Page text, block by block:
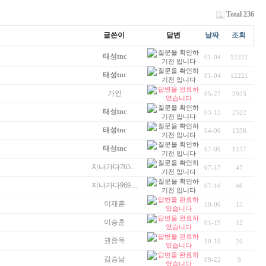
Total 236
글쓴이 답변 날짜 조회
태성tnc 01-04 12221
태성tnc 01-04 12221
가인 05-27 2923
태성tnc 03-15 2522
태성tnc 04-06 1338
태성tnc 07-09 1137
지나가다765… 07-17 47
지나가다969… 07-16 46
이재훈 10-06 15
이승훈 01-19 12
권종욱 10-19 10
김승남 09-22 9